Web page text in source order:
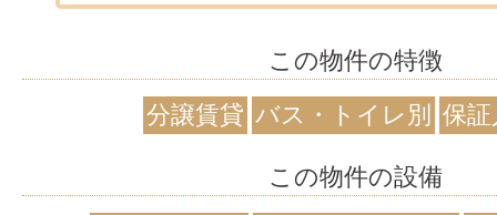
この物件の特徴
分譲賃貸 バス・トイレ別 保証
この物件の設備